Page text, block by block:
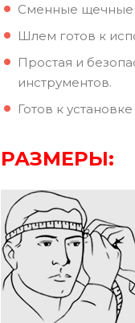
Сменные щечные
Шлем готов к
Простая и
инструментов.
Готов к
РАЗМЕРЫ: